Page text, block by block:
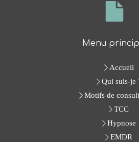
Menu
Accueil
Qui suis-je
Motifs de
TCC
Hypnose
EMDR